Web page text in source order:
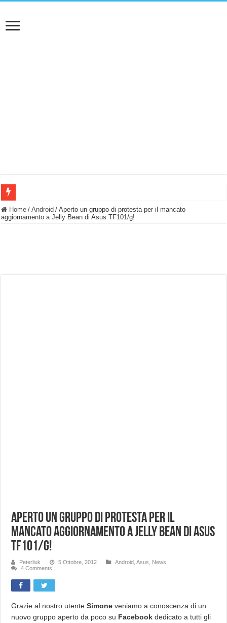
BASTA FATICARE! Questo robot tagliaerba lo appoggi e fa tutto lui! (Senza
Home / Android / Aperto un gruppo di protesta per il mancato
aggiornamento a Jelly Bean di Asus TF101/g!
Aperto un gruppo di protesta per il
mancato aggiornamento a Jelly Bean di Asus
TF101/g!
Peterliuk 5 Ottobre, 2012 Android ,Asus
News
4 Comments
Grazie al nostro utenteSimone veniamo a conoscenza di un
nuovo gruppo aperto da poco su Facebook dedicato a tutti gli